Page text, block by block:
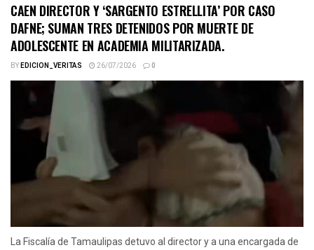
CAEN DIRECTOR Y ‘SARGENTO ESTRELLITA’ POR CASO
DAFNE; SUMAN TRES DETENIDOS POR MUERTE DE
ADOLESCENTE EN ACADEMIA MILITARIZADA.
BYEDICION_VERITAS 26/07/2026 0
La Fiscalía de Tamaulipas detuvo al director y a una encargada de